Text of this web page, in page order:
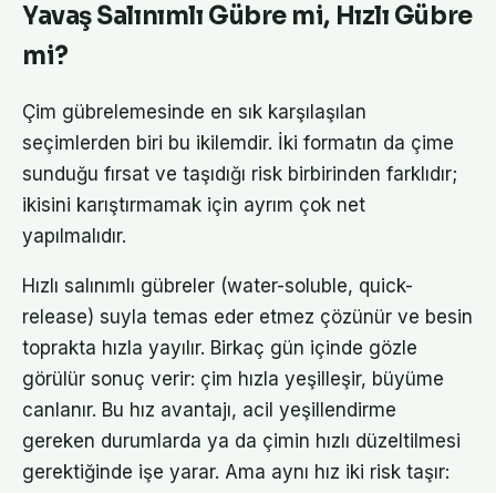
Yavaş Salınımlı Gübre mi, Hızlı Gübre
mi?
Çim gübrelemesinde en sık karşılaşılan
seçimlerden biri bu ikilemdir. İki formatın da çime
sunduğu fırsat ve taşıdığı risk birbirinden farklıdır;
ikisini karıştırmamak için ayrım çok net
yapılmalıdır.
Hızlı salınımlı gübreler (water-soluble, quick-
release) suyla temas eder etmez çözünür ve besin
toprakta hızla yayılır. Birkaç gün içinde gözle
görülür sonuç verir: çim hızla yeşilleşir, büyüme
canlanır. Bu hız avantajı, acil yeşillendirme
gereken durumlarda ya da çimin hızlı düzeltilmesi
gerektiğinde işe yarar. Ama aynı hız iki risk taşır: